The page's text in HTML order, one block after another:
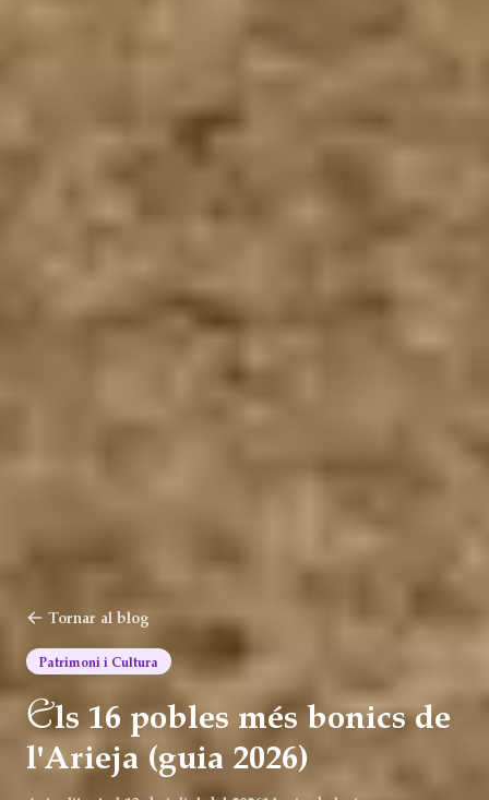
Tornar al blog
Patrimoni i Cultura
Els 16 pobles més bonics de
l'Arieja (guia 2026)